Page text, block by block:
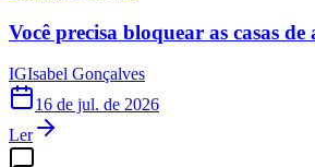
Você precisa bloquear as casas de
IGIsabel Gonçalves
16 de jul. de 2026
Ler